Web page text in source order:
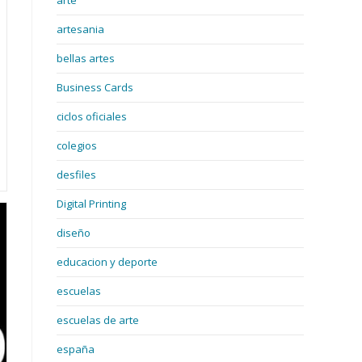
artesania
bellas artes
Business Cards
ciclos oficiales
colegios
desfiles
Digital Printing
diseño
educacion y deporte
escuelas
escuelas de arte
españa